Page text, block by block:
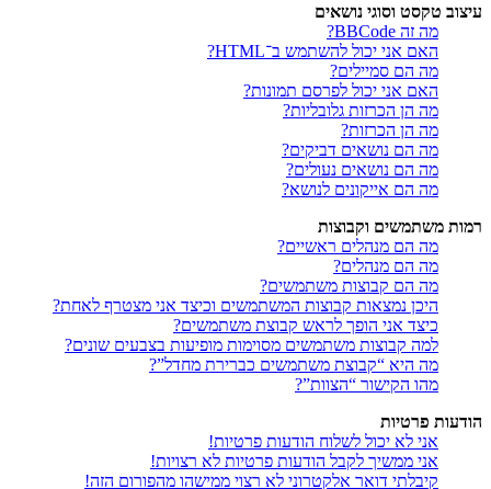
עיצוב טקסט וסוגי נושאים
מה זה BBCode?
האם אני יכול להשתמש ב־HTML?
מה הם סמיילים?
האם אני יכול לפרסם תמונות?
מה הן הכרזות גלובליות?
מה הן הכרזות?
מה הם נושאים דביקים?
מה הם נושאים נעולים?
מה הם אייקונים לנושא?
רמות משתמשים וקבוצות
מה הם מנהלים ראשיים?
מה הם מנהלים?
מה הם קבוצות משתמשים?
היכן נמצאות קבוצות המשתמשים וכיצד אני מצטרף לאחת?
כיצד אני הופך לראש קבוצת משתמשים?
למה קבוצות משתמשים מסוימות מופיעות בצבעים שונים?
מה היא “קבוצת משתמשים כברירת מחדל”?
מהו הקישור “הצוות”?
הודעות פרטיות
אני לא יכול לשלוח הודעות פרטיות!
אני ממשיך לקבל הודעות פרטיות לא רצויות!
קיבלתי דואר אלקטרוני לא רצוי ממישהו מהפורום הזה!